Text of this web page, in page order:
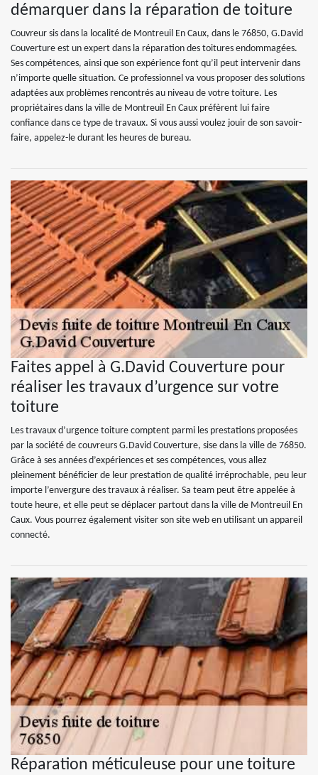
démarquer dans la réparation de toiture
Couvreur sis dans la localité de Montreuil En Caux, dans le 76850, G.David
Couverture est un expert dans la réparation des toitures endommagées.
Ses compétences, ainsi que son expérience font qu’il peut intervenir dans
n’importe quelle situation. Ce professionnel va vous proposer des solutions
adaptées aux problèmes rencontrés au niveau de votre toiture. Les
propriétaires dans la ville de Montreuil En Caux préfèrent lui faire
confiance dans ce type de travaux. Si vous aussi voulez jouir de son savoir-
faire, appelez-le durant les heures de bureau.
Faites appel à G.David Couverture pour
réaliser les travaux d’urgence sur votre
toiture
Les travaux d’urgence toiture comptent parmi les prestations proposées
par la société de couvreurs G.David Couverture, sise dans la ville de 76850.
Grâce à ses années d’expériences et ses compétences, vous allez
pleinement bénéficier de leur prestation de qualité irréprochable, peu leur
importe l’envergure des travaux à réaliser. Sa team peut être appelée à
toute heure, et elle peut se déplacer partout dans la ville de Montreuil En
Caux. Vous pourrez également visiter son site web en utilisant un appareil
connecté.
Réparation méticuleuse pour une toiture